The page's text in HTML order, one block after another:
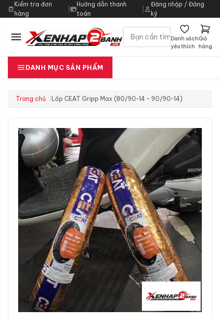
Kiểm tra đơn
hàng
|
Hướng dẫn thanh
toán
Đăng nhập / Đăng
ký
Danh sách
yêu thích
Giỏ
hàng
DANH MỤC SẢN PHẨM
Trang chủ Lốp CEAT Gripp Max (80/90-14 – 90/90-14)